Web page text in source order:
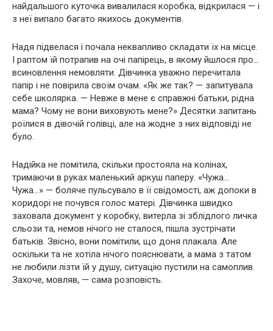
найдальшого куточка вивалилася коробка, відкрилася — і
з неї випало багато якихось документів.
Надя підвелася і почала неквапливо складати їх на місце.
І раптом їй потрапив на очі папірець, в якому йшлося про…
всиновлення немовляти. Дівчинка уважно перечитала
папір і не повірила своїм очам. «Як же так? — запитувала
себе школярка. — Невже в мене є справжні батьки, рідна
мама? Чому не вони виховують мене?» Десятки запитань
роїлися в дівочій голівці, але на жодне з них відповіді не
було.
Надійка не помітила, скільки простояла на колінах,
тримаючи в руках маленький аркуш паперу. «Чужа…
Чужа…» — бoляче пульсувало в її свідомості, аж допоки в
коридорі не почувся голос матері. Дівчинка швидко
заховала документ у коробку, витерла зі зблідлого личка
сльози та, немов нічого не сталося, пішла зустрічати
батьків. Звісно, вони помітили, що доня плaкала. Але
оскільки та не хотіла нічого пояснювати, а мама з татом
не любили лізти їй у душу, ситуацію пустили на самоплив.
Захоче, мовляв, — сама розповість.